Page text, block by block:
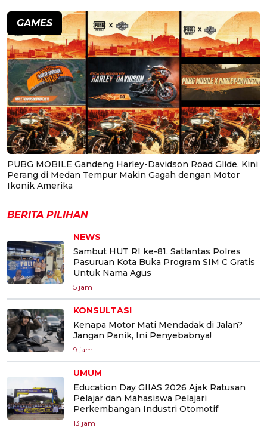
GAMES
PUBG MOBILE Gandeng Harley-Davidson Road Glide, Kini
Perang di Medan Tempur Makin Gagah dengan Motor
Ikonik Amerika
BERITA PILIHAN
NEWS
Sambut HUT RI ke-81, Satlantas Polres
Pasuruan Kota Buka Program SIM C Gratis
Untuk Nama Agus
5 jam
KONSULTASI
Kenapa Motor Mati Mendadak di Jalan?
Jangan Panik, Ini Penyebabnya!
9 jam
UMUM
Education Day GIIAS 2026 Ajak Ratusan
Pelajar dan Mahasiswa Pelajari
Perkembangan Industri Otomotif
13 jam